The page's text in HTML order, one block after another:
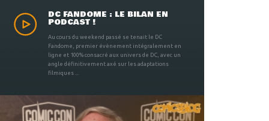
DC FANDOME : LE BILAN EN
PODCAST !
Au cours du weekend passé se tenait le DC
Fandome, premier évènement intégralement en
ligne et 100% consacré aux univers de DC, avec un
angle définitivement axé sur les adaptations
filmiques ...